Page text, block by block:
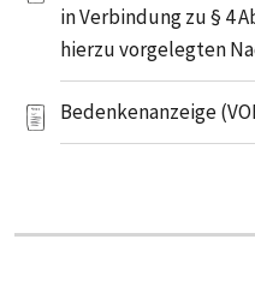
in Verbindung zu § 4
hierzu vorgelegten
Bedenkenanzeige